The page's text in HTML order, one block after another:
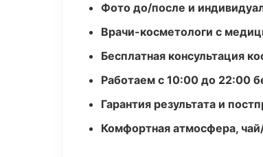
Фото до/после и
Врачи-косметологи с
Бесплатная консультация
Работаем с 10:00 до 22:00
Гарантия результата и
Комфортная атмосфера,